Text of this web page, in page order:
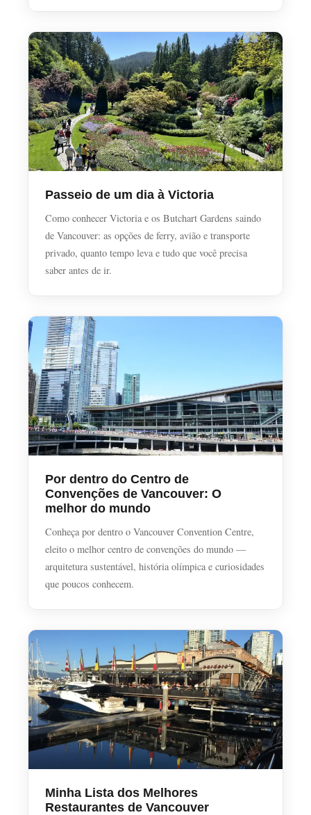
Passeio de um dia à Victoria
Como conhecer Victoria e os Butchart Gardens saindo
de Vancouver: as opções de ferry, avião e transporte
privado, quanto tempo leva e tudo que você precisa
saber antes de ir.
Por dentro do Centro de
Convenções de Vancouver: O
melhor do mundo
Conheça por dentro o Vancouver Convention Centre,
eleito o melhor centro de convenções do mundo —
arquitetura sustentável, história olímpica e curiosidades
que poucos conhecem.
Minha Lista dos Melhores
Restaurantes de Vancouver